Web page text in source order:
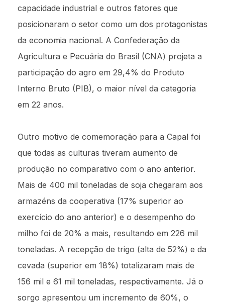
capacidade industrial e outros fatores que
posicionaram o setor como um dos protagonistas
da economia nacional. A Confederação da
Agricultura e Pecuária do Brasil (CNA) projeta a
participação do agro em 29,4% do Produto
Interno Bruto (PIB), o maior nível da categoria
em 22 anos.
Outro motivo de comemoração para a Capal foi
que todas as culturas tiveram aumento de
produção no comparativo com o ano anterior.
Mais de 400 mil toneladas de soja chegaram aos
armazéns da cooperativa (17% superior ao
exercício do ano anterior) e o desempenho do
milho foi de 20% a mais, resultando em 226 mil
toneladas. A recepção de trigo (alta de 52%) e da
cevada (superior em 18%) totalizaram mais de
156 mil e 61 mil toneladas, respectivamente. Já o
sorgo apresentou um incremento de 60%, o